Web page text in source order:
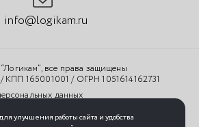
info@logikam.ru
все права защищены
КПП 165001001 / ОГРН 1051614162731
данных
данных
данных с помощью сервиса
улучшения работы сайта и удобства